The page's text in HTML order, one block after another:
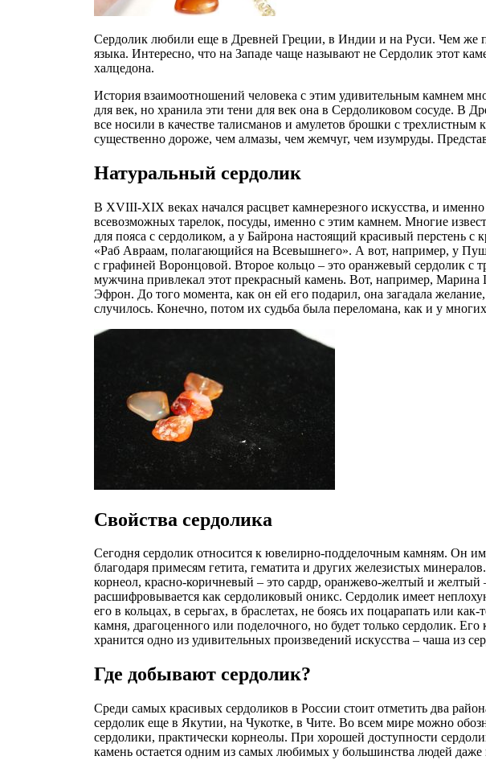
Сердолик любили еще в Древней Греции, в Индии и на Руси. Чем же
языка. Интересно, что на Западе чаще называют не Сердолик этот
халцедона.
История взаимоотношений человека с этим удивительным камнем
для век, но хранила эти тени для век она в Сердоликовом сосуде. В
все носили в качестве талисманов и амулетов брошки с
существенно дороже, чем алмазы, чем жемчуг, чем изумруды.
Натуральный сердолик
В XVIII-XIX веках начался расцвет камнерезного искусства, и
всевозможных тарелок, посуды, именно с этим камнем. Многие
для пояса с сердоликом, а у Байрона настоящий красивый перстень
«Раб Авраам, полагающийся на Всевышнего». А вот, например, у
с графиней Воронцовой. Второе кольцо – это оранжевый сердолик с
мужчина привлекал этот прекрасный камень. Вот, например, Марина
Эфрон. До того момента, как он ей его подарил, она загадала
случилось. Конечно, потом их судьба была переломана, как и у
Свойства сердолика
Сегодня сердолик относится к ювелирно-подделочным камням. Он
благодаря примесям гетита, гематита и других железистых
корнеол, красно-коричневый – это сардр, оранжево-желтый и
расшифровывается как сердоликовый оникс. Сердолик имеет
его в кольцах, в серьгах, в браслетах, не боясь их поцарапать или
камня, драгоценного или поделочного, но будет только сердолик.
хранится одно из удивительных произведений искусства – чаша из
Где добывают сердолик?
Среди самых красивых сердоликов в России стоит отметить два
сердолик еще в Якутии, на Чукотке, в Чите. Во всем мире можно
сердолики, практически корнеолы. При хорошей доступности
камень остается одним из самых любимых у большинства людей даже